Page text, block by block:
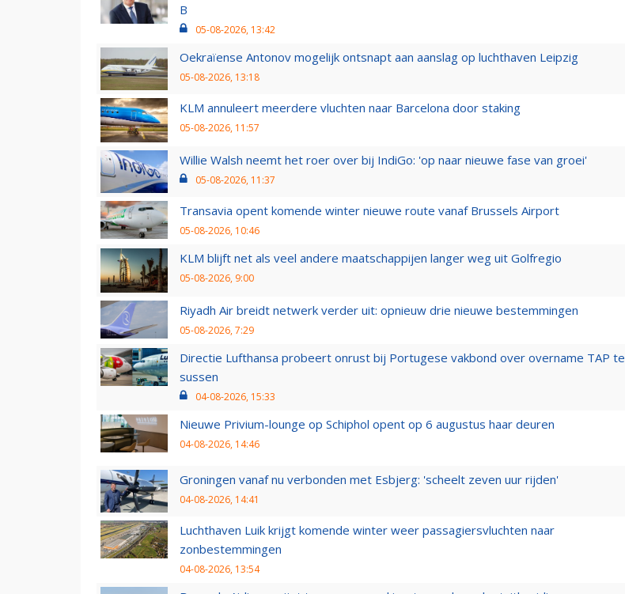
B
05-08-2026, 13:42
Oekraïense Antonov mogelijk ontsnapt aan aanslag op luchthaven Leipzig
05-08-2026, 13:18
KLM annuleert meerdere vluchten naar Barcelona door staking
05-08-2026, 11:57
Willie Walsh neemt het roer over bij IndiGo: 'op naar nieuwe fase van groei'
05-08-2026, 11:37
Transavia opent komende winter nieuwe route vanaf Brussels Airport
05-08-2026, 10:46
KLM blijft net als veel andere maatschappijen langer weg uit Golfregio
05-08-2026, 9:00
Riyadh Air breidt netwerk verder uit: opnieuw drie nieuwe bestemmingen
05-08-2026, 7:29
Directie Lufthansa probeert onrust bij Portugese vakbond over overname TAP te
sussen
04-08-2026, 15:33
Nieuwe Privium-lounge op Schiphol opent op 6 augustus haar deuren
04-08-2026, 14:46
Groningen vanaf nu verbonden met Esbjerg: 'scheelt zeven uur rijden'
04-08-2026, 14:41
Luchthaven Luik krijgt komende winter weer passagiersvluchten naar
zonbestemmingen
04-08-2026, 13:54